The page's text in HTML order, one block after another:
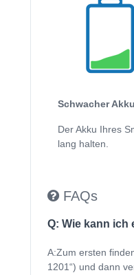
Schwacher Akku
Der Akku Ihres
lang halten.
FAQs
Q: Wie kann ich
A:Zum ersten
1201“) und dann